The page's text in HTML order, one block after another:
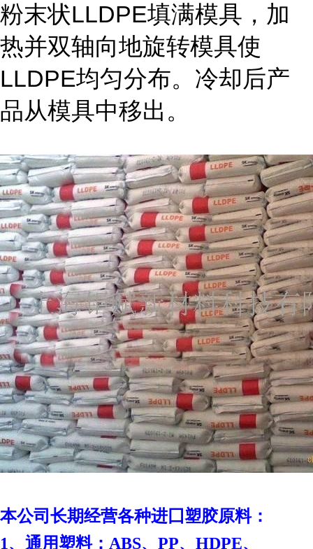
粉末状LLDPE填满模具，加
热并双轴向地旋转模具使
LLDPE均匀分布。冷却后产
品从模具中移出。
本公司长期经营各种进囗塑胶原料：
1、通用塑料：ABS、PP、HDPE、